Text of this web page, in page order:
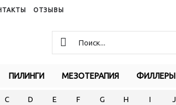
ОТЗЫВЫ
ПИЛИНГИ МЕЗОТЕРАПИЯ ФИЛЛЕРЫ
C D E F G H I J